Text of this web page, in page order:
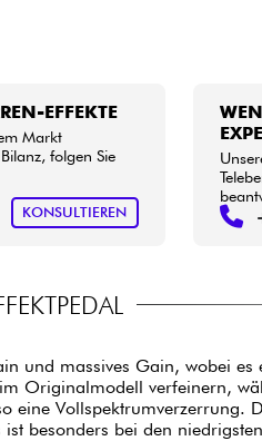
EFFEKTE
Markt
folgen Sie
KONSULTIEREN
und massives Gain, wobei
Originalmodell verfeinern,
Vollspektrumverzerrung.
besonders bei den